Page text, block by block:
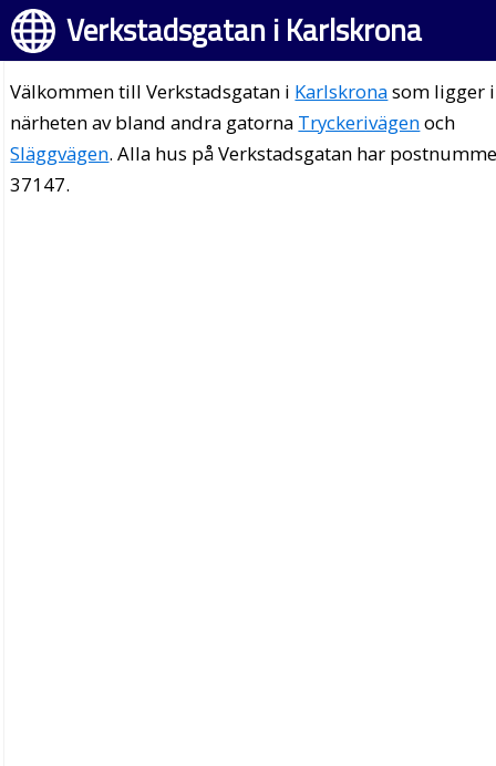
Verkstadsgatan i Karlskrona
Välkommen till Verkstadsgatan i Karlskronasom ligger i
närheten av bland andra gatorna Tryckerivägenoch
Släggvägen. Alla hus på Verkstadsgatan har
37147.